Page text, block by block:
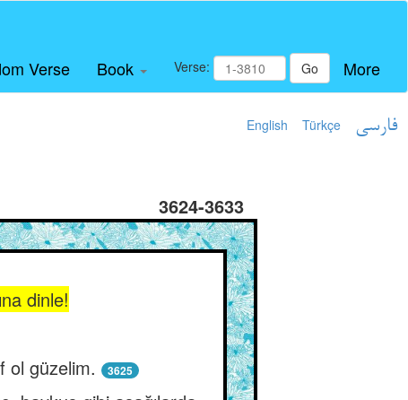
Verse Book Verse: Go More
English Türkçe فارسی
3624-3633
dinle!
ol güzelim.
3625